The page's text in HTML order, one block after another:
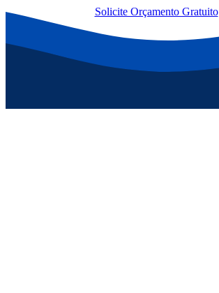
Solicite Orçamento Gratuito